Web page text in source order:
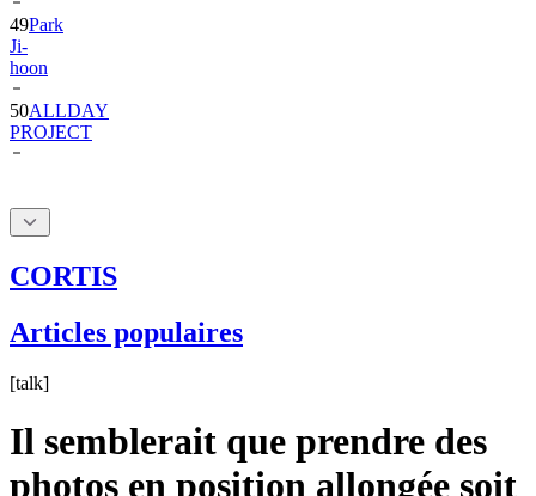
49Park
Ji-
hoon
50ALLDAY
PROJECT
CORTIS
Articles populaires
[talk]
Il semblerait que prendre des
photos en position allongée soit